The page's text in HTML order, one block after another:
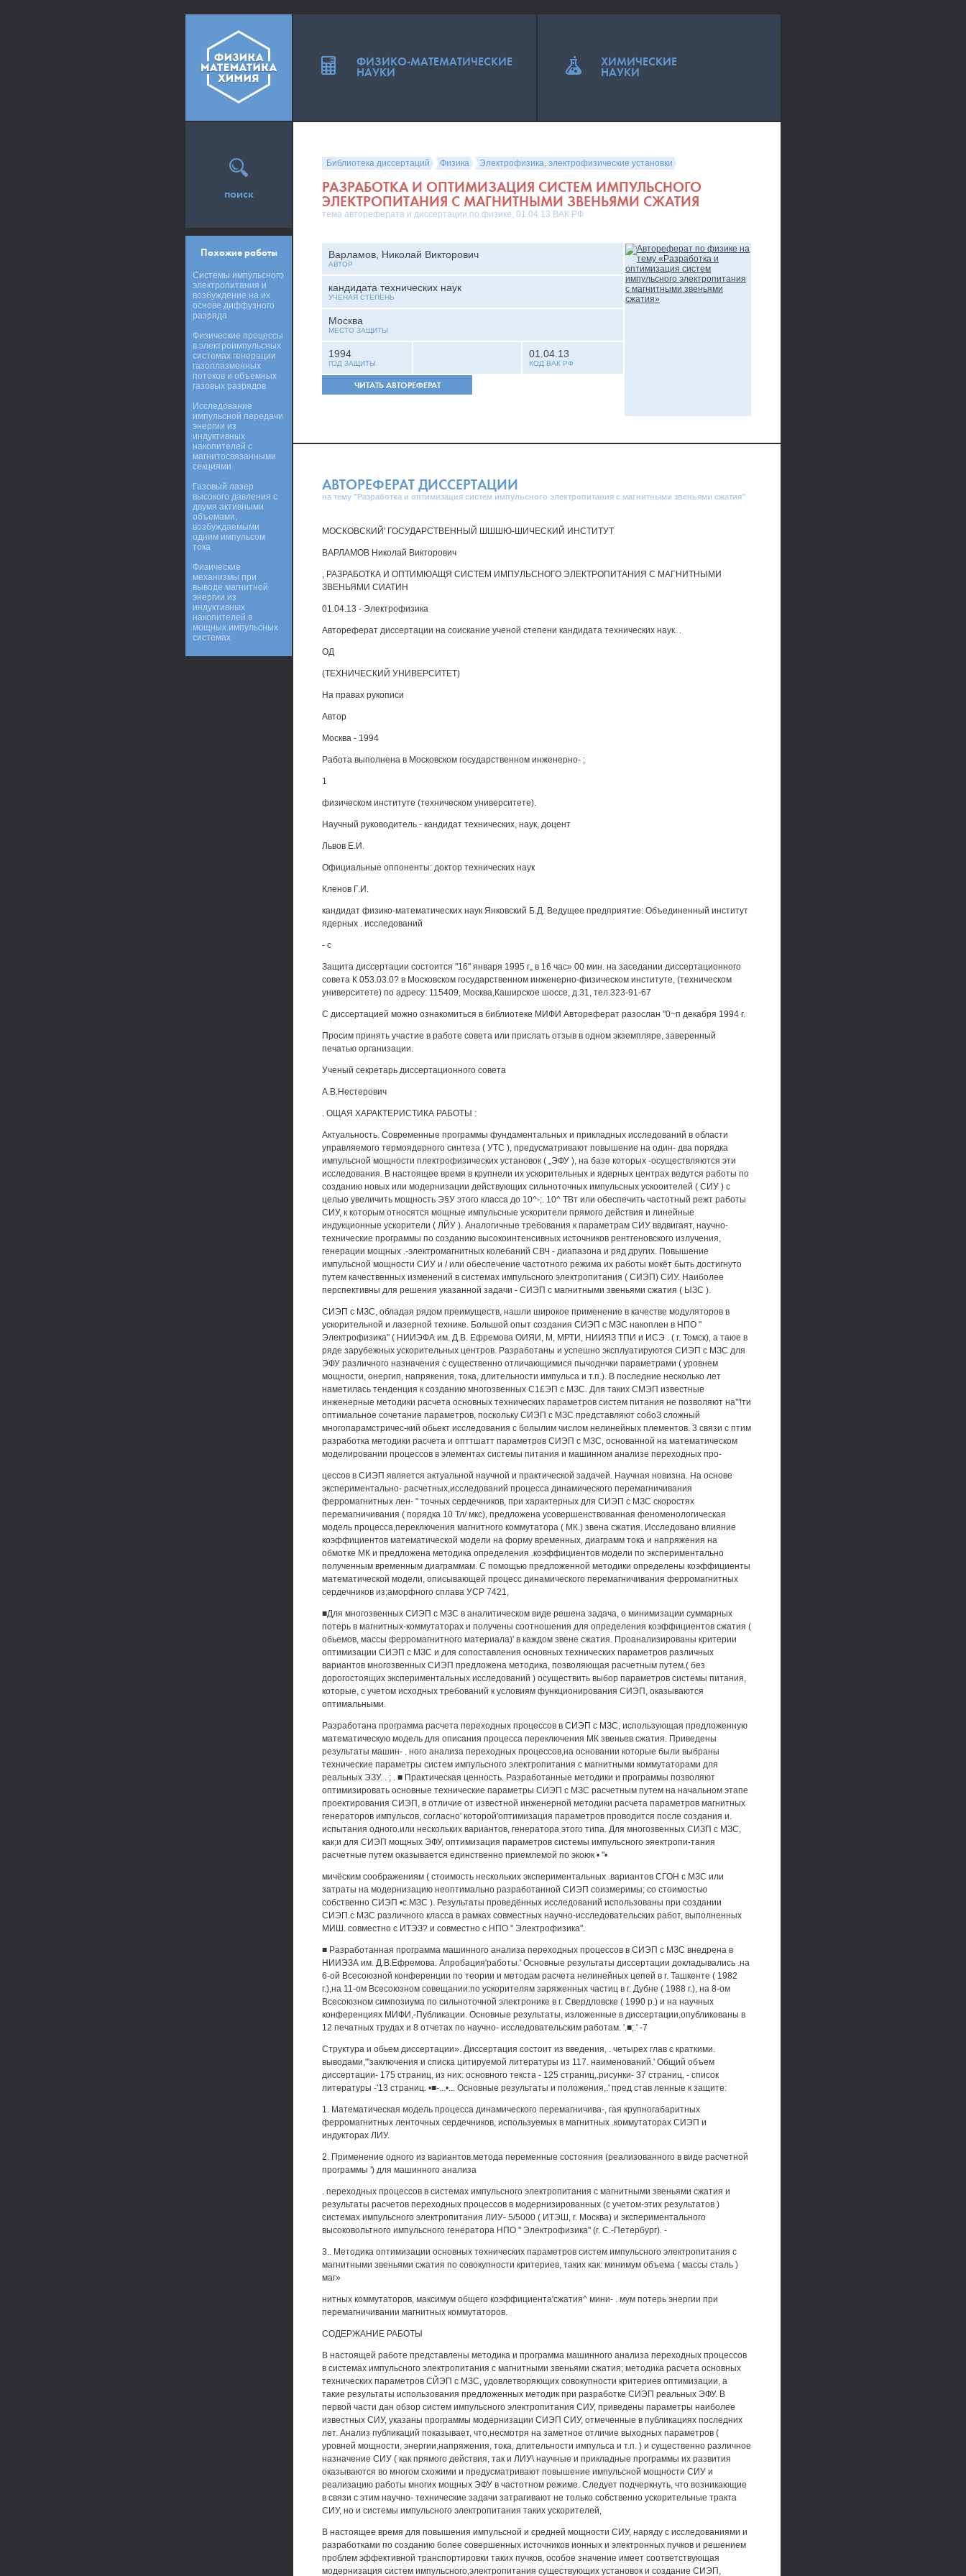
Библиотека диссертаций Физика Электрофизика, электрофизические установки
РАЗРАБОТКА И ОПТИМИЗАЦИЯ СИСТЕМ ИМПУЛЬСНОГО
ЭЛЕКТРОПИТАНИЯ С МАГНИТНЫМИ ЗВЕНЬЯМИ СЖАТИЯ
тема автореферата и диссертации по физике, 01.04.13 ВАК РФ
Варламов, Николай Викторович
АВТОР
кандидата технических наук
УЧЕНАЯ СТЕПЕНЬ
Москва
МЕСТО ЗАЩИТЫ
1994
ГОД ЗАЩИТЫ
01.04.13
КОД ВАК РФ
ЧИТАТЬ АВТОРЕФЕРАТ
АВТОРЕФЕРАТ ДИССЕРТАЦИИ
на тему "Разработка и оптимизация систем импульсного электропитания с магнитными звеньями сжатия"
МОСКОВСКИЙ' ГОСУДАРСТВЕННЫЙ ШШШЮ-ШИЧЕСКИЙ ИНСТИТУТ
ВАРЛАМОВ Николай Викторович
, РАЗРАБОТКА И ОПТИМЮАЩЯ СИСТЕМ ИМПУЛЬСНОГО ЭЛЕКТРОПИТАНИЯ С МАГНИТНЫМИ
ЗВЕНЬЯМИ СИАТИН
01.04.13 - Электрофизика
Автореферат диссертации на соискание ученой степени кандидата технических наук. .
ОД
(ТЕХНИЧЕСКИЙ УНИВЕРСИТЕТ)
На правах рукописи
Автор
Москва - 1994
Работа выполнена в Московском государственном инженерно- ;
1
физическом институте (техническом университете).
Научный руководитель - кандидат технических, наук, доцент
Львов Е.И.
Официальные оппоненты: доктор технических наук
Кленов Г.И.
кандидат физико-математических наук Янковский Б.Д. Ведущее предприятие: Объединенный институт
ядерных . исследований
- с
Защита диссертации состоится "16" января 1995 г„ в 16 час» 00 мин. на заседании диссертационного
совета К 053.03.0? в Московском государственном инженерно-физическом институте, (техническом
университете) по адресу: 115409, Москва,Каширское шоссе, д.31, тел.323-91-67
С диссертацией можно ознакомиться в библиотеке МИФИ Автореферат разослан "0~п декабря 1994 г.
Просим принять участие в работе совета или прислать отзыв в одном экземпляре, заверенный
печатью организации.
Ученый секретарь диссертационного совета
А.В.Нестерович
. ОЩАЯ ХАРАКТЕРИСТИКА РАБОТЫ :
Актуальность. Современные программы фундаментальных и прикладных исследований в области
управляемого термоядерного синтеза ( УТС ), предусматривают повышение на один- два порядка
импульсной мощности плектрофизических установок ( „ЭФУ ), на базе которых -осуществляются эти
исследования. В настоящее время в крупнели их ускорительных и ядерных центрах ведутся работы по
созданию новых или модернизации действующих сильноточных импульсных ускооителей ( СИУ ) с
целыо увеличить мощность Э§У этого класса до 10^-;. 10^ ТВт или обеспечить частотный режт работы
СИУ, к которым относятся мощные импульсные ускорители прямого действия и линейные
индукционные ускорители ( ЛЙУ ). Аналогичные требования к параметрам СИУ ввдвигаят, научно-
технические программы по созданию высокоинтенсивных источников рентгеновского излучения,
генерации мощных .-электромагнитных колебаний СВЧ - диапазона и ряд других. Повышение
импульсной мощности СИУ и / или обеспечение частотного режима их работы мокёт быть достигнуто
путем качественных изменений в системах импульсного электропитания ( СИЭП) СИУ. Наиболее
перспективны для решения указанной задачи - СИЭП с магнитными звеньями сжатия ( ЫЗС ).
СИЭП с МЗС, обладая рядом преимуществ, нашли широкое применение в качестве модуляторов в
ускорительной и лазерной технике. Большой опыт создания СИЭП с МЗС накоплен в НПО "
Электрофизика" ( НИИЭФА им. Д.В. Ефремова ОИЯИ, М, МРТИ, НИИЯЗ ТПИ и ИСЭ . ( г. Томск), а таюе в
ряде зарубежных ускорительных центров. Разработаны и успешно эксплуатируются СИЭП с МЗС для
ЭФУ различного назначения с существенно отличающимися пычоднчки параметрами ( уровнем
мощности, онергип, напрякения, тока, длительности импульса и т.п.). В последние несколько лет
наметилась тенденция к созданию многозвенных С1£ЭП с МЗС. Для таких СМЭП известные
инженерные методики расчета основных технических параметров систем питания не позволяют на'"!ти
оптимальное сочетание параметров, поскольку СИЭП с МЗС представляют собоЗ сложный
многопарамстричес-кий обьект исследования с болылим числом нелинейных плементов. 3 связи с птим
разработка методики расчета и опттшатт параметров СИЭП с МЗС, основанной на математическом
моделировании процессов в элементах системы питания и машинном анализе переходных про-
цессов в СИЭП является актуальной научной и практической задачей. Научная новизна. На основе
экспериментально- расчетных,исследований процесса динамического перемагничивания
ферромагнитных лен- " точных сердечников, при характерных для СИЭП с МЗС скоростях
перемагничивания ( порядка 10 Тл/ мкс), предложена усовершенствованная феноменологическая
модель процесса,переключения магнитного коммутатора ( МК.) звена сжатия. Исследовано влияние
коэффициентов математической модели на форму временных, диаграмм тока и напряжения на
обмотке МК и предложена методика определения .коэффициентов модели по экспериментально
полученным временным диаграммам. С помощью предложенной методики определены коэффициенты
математической модели, описывающей процесс динамического перемагничивания ферромагнитных
сердечников из;аморфного сплава УСР 7421,
■Для многозвенных СИЭП с МЗС в аналитическом виде решена задача, о минимизации суммарных
потерь в магнитных-коммутаторах и получены соотношения для определения коэффициентов сжатия (
обьемов, массы ферромагнитного материала)' в каждом звене сжатия. Проанализированы критерии
оптимизации СИЭП с МЗС и для сопоставления основных технических параметров различных
вариантов многозвенных СИЭП предложена методика, позволяющая расчетным путем.( без
дорогостоящих экспериментальных исследований ) осуществить выбор параметров системы питания,
которые, с учетом исходных требований к условиям функционирования СИЭП, оказываются
оптимальными.
Разработана программа расчета переходных процессов в СИЭП с МЗС, использующая предложенную
математическую модель для описания процесса переключения МК звеньев сжатия. Приведены
результаты машин- . ного анализа переходных процессов,на основании которые были выбраны
технические параметры систем импульсного электропитания с магнитными коммутаторами для
реальных ЭЗУ. . ; . ■ Практическая ценность. Разработанные методики и программы позволяют
оптимизировать основные технические параметры СИЭП с МЗС расчетным путем на начальном этапе
проектирования СИЭП, в отличие от известной инженерной методики расчета параметров магнитных
генераторов импульсов, согласно' которой'оптимизация параметров проводится после создания и.
испытания одного.или нескольких вариантов, генератора этого типа. Для многозвенных СИЗП с МЗС,
как;и для СИЭП мощных ЭФУ, оптимизация параметров системы импульсного эяектропи-тания
расчетные путем оказывается единственно приемлемой по экоюк • "•
мичёским соображениям ( стоимость нескольких экспериментальных .вариантов СГОН с МЗС или
затраты на модернизацию неоптимально разработанной СИЭП соизмеримы; со стоимостью
собственно СИЭП •с.МЗС ). Результаты проведённых исследований использованы при создании
СИЭП.с МЗС различного класса в рамках совместных научно-исследовательских работ, выполненных
МИШ. совместно с ИТЭЗ? и совместно с НПО " Электрофизика".
■ Разработанная программа машинного анализа переходных процессов в СИЭП с МЗС внедрена в
НИИЭЗА им. Д.В.Ефремова. Апробация'работы.' Основные результаты диссертации докладывались .на
6-ой Всесоюзной конференции по теории и методам расчета нелинейных цепей в г. Ташкенте ( 1982
г.),на 11-ом Всесоюзном совещании:по ускорителям заряженных частиц в г. Дубне ( 1988 г.), на 8-ом
Всесоюзном симпозиума по сильноточной электронике в г. Свердловске ( 1990 р.) и на научных
конференциях МИФИ,-Публикации. Основные результаты, изложенные в диссертации,опубликованы в
12 печатных трудах и 8 отчетах по научно- исследовательским работам. '.■;.' -7
Структура и обьем диссертации». Диссертация состоит из введения, . четырех глав с краткими.
выводами,"'заключения и списка цитируемой литературы из 117. наименований.' Общий объем
диссертации- 175 страниц, из них: основного текста - 125 страниц,.рисунки- 37 страниц, - список
литературы -'13 страниц. •■-...•... Основные результаты и положения,.' пред став ленные к защите:
1. Математическая модель процесса динамического перемагничива-, гая крупногабаритных
ферромагнитных ленточных сердечников, используемых в магнитных .коммутаторах СИЭП и
индукторах ЛИУ.
2. Применение одного из вариантов.метода переменные состояния (реализованного в виде расчетной
программы ') для машинного анализа
. переходных процессов в системах импульсного электропитания с магнитными звеньями сжатия и
результаты расчетов переходных процессов в модернизированных (с учетом-этих результатов )
системах импульсного электропитания ЛИУ- 5/5000 ( ИТЭШ, г. Москва) и экспериментального
высоковольтного импульсного генератора НПО " Электрофизика" (г. С.-Петербург). -
3.. Методика оптимизации основных технических параметров систем импульсного электропитания с
магнитными звеньями сжатия по совокупности критериев, таких как: минимум объема ( массы сталь )
маг»
нитных коммутаторов, максимум общего коэффициента'сжатия^ мини- . мум потерь энергии при
перемагничивании магнитных коммутаторов.
СОДЕРЖАНИЕ РАБОТЫ
В настоящей работе представлены методика и программа машинного анализа переходных процессов
в системах импульсного электропитания с магнитными звеньями сжатия; методика расчета основных
технических параметров СЙЭП с МЗС, удовлетворяющих совокупности критериев оптимизации, а
такие результаты использования предложенных методик при разработке СИЭП реальных ЭФУ. В
первой части дан обзор систем импульсного электропитания СИУ, приведены параметры наиболее
известных СИУ, указаны программы модернизации СИЭП СИУ, отмеченные в публикациях последних
лет. Анализ публикаций показывает, что,несмотря на заметное отличие выходных параметров (
уровней мощности, энергии,напряжения, тока, длительности импульса и т.п. ) и существенно различное
назначение СИУ ( как прямого действия, так и ЛИУ\ научные и прикладные программы их развития
оказываются во многом схожими и предусматривают повышение импульсной мощности СИУ и
реализацию работы многих мощных ЭФУ в частотном режиме. Следует подчеркнуть, что возникающие
в связи с этим научно- технические задачи затрагивают не только собственно ускорительные тракта
СИУ, но и системы импульсного электропитания таких ускорителей,
В настоящее время для повышения импульсной и средней мощности СИУ, наряду с исследованиями и
разработками по созданию более совершенных источников ионных и электронных пучков и решением
проблем эффективной транспортировки таких пучков, особое значение имеет соответствующая
модернизация систем импульсного,электропитания существующих установок и создание СИЭП,
поиск
Похожие работы
Системы импульсного
электропитания и
возбуждение на их
основе диффузного
разряда
Физические процессы
в электроимпульсных
системах генерации
газоплазменных
потоков и объемных
газовых разрядов
Исследование
импульсной передачи
энергии из
индуктивных
накопителей с
магнитосвязанными
секциями
Газовый лазер
высокого давления с
двумя активными
объемами,
возбуждаемыми
одним импульсом
тока
Физические
механизмы при
выводе магнитной
энергии из
индуктивных
накопителей в
мощных импульсных
системах
ФИЗИКО-МАТЕМАТИЧЕСКИЕ
НАУКИ
ХИМИЧЕСКИЕ
НАУКИ